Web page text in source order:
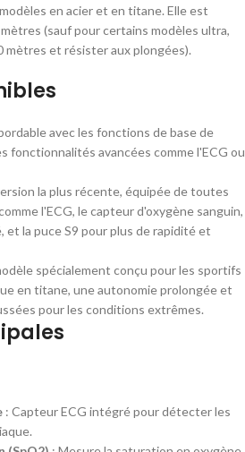
en acier et en titane. Elle est
(sauf pour certains modèles ultra,
mètres et résister aux plongées).
avec les fonctions de base de
fonctionnalités avancées comme l'ECG ou
la plus récente, équipée de toutes
l'ECG, le capteur d'oxygène sanguin,
et la puce S9 pour plus de rapidité et
spécialement conçu pour les sportifs
en titane, une autonomie prolongée et
pour les conditions extrêmes.
: Capteur ECG intégré pour détecter les